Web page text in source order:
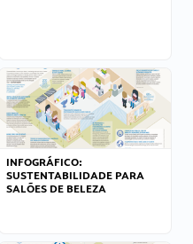
INFOGRÁFICO:
SUSTENTABILIDADE PARA
SALÕES DE BELEZA